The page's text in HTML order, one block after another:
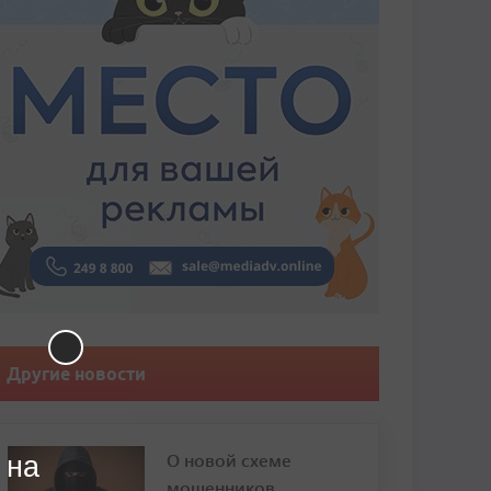
Другие новости
О новой схеме